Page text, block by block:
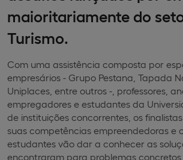
maioritariamente do
Turismo.
Com uma assistência composta por
empresários - Grupo Pestana, Tapada
Uniplaces, entre outros -, professores,
empregadores e estudantes da
de instituições concorrentes, os
suas competências empreendedoras e
estudantes vão dar a conhecer as
encontraram para problemas concretos